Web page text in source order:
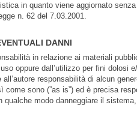
in quanto viene aggiornato
n. 62 del 7.03.2001.
DANNI
in relazione ai materiali
oppure dall’utilizzo per fini dolosi
responsabilità di alcun
sono (”as is”) ed è precisa
qualche modo danneggiare il